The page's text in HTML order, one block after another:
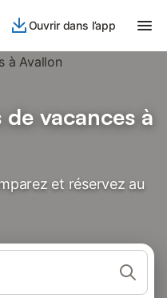
Ouvrir dans l’app
vacances à
et réservez au